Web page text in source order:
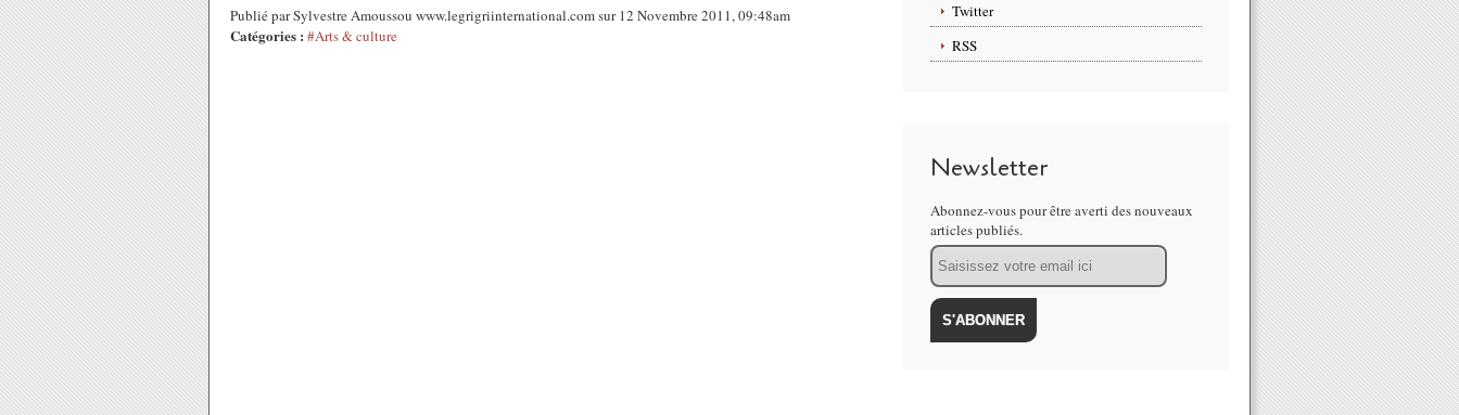
Publié par Sylvestre Amoussou www.legrigriinternational.com sur 12 Novembre 2011, 09:48am
Catégories : #Arts & culture
Twitter
RSS
Newsletter
Abonnez-vous pour être averti des nouveaux
articles publiés.
Email